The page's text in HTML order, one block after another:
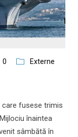
0 Externe
care fusese trimis
înaintea
sâmbătă în